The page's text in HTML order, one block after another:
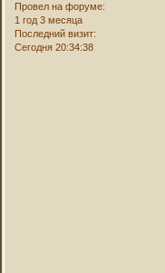
Провел на форуме:
1 год 3 месяца
Последний визит:
Сегодня 20:34:38